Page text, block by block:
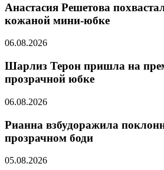
Анастасия Решетова
кожаной мини-юбке
06.08.2026
Шарлиз Терон пришла на
прозрачной юбке
06.08.2026
Рианна взбудоражила
прозрачном боди
05.08.2026